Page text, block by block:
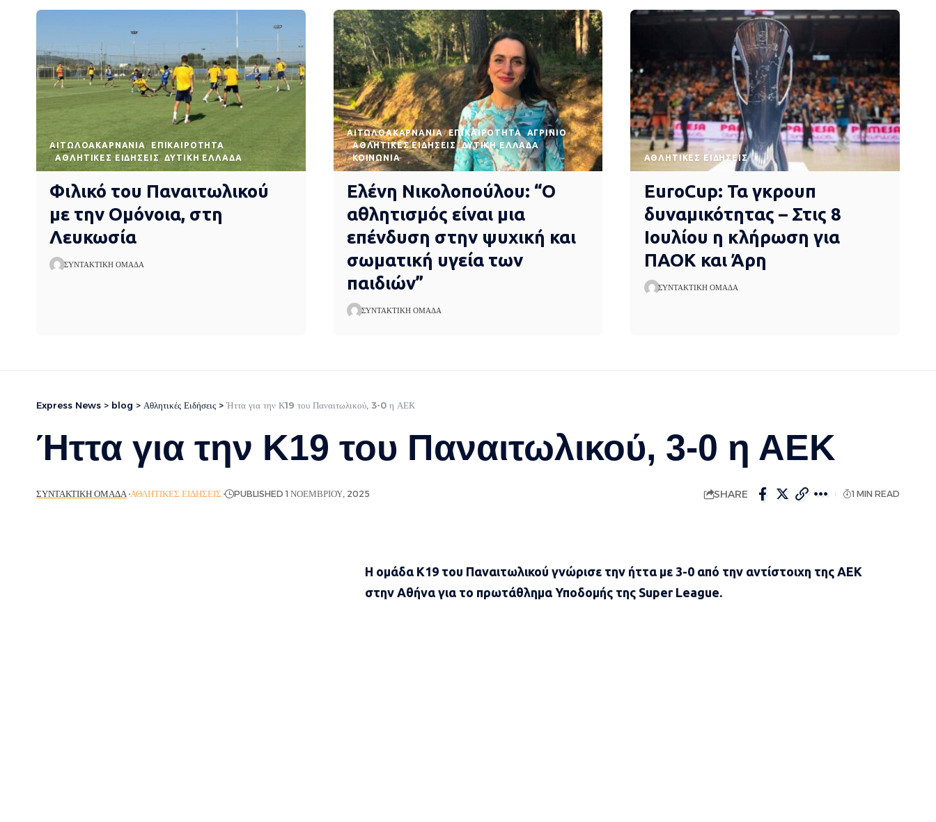
AΙΤΩΛΟΑΚΑΡΝΑΝΊΑ
EΠΙΚΑΙΡΌΤΗΤΑ
ΑΘΛΗΤΙΚΈΣ ΕΙΔΉΣΕΙΣ
ΔΥΤΙΚΉ ΕΛΛΆΔΑ
Φιλικό του Παναιτωλικού
με την Ομόνοια, στη
Λευκωσία
ΣΥΝΤΑΚΤΙΚΉ ΟΜΆΔΑ
AΙΤΩΛΟΑΚΑΡΝΑΝΊΑ EΠΙΚΑΙΡΌΤΗΤΑ
ΑΓΡΊΝΙΟ
ΑΘΛΗΤΙΚΈΣ ΕΙΔΉΣΕΙΣ
ΔΥΤΙΚΉ ΕΛΛΆΔΑ
ΚΟΙΝΩΝΊΑ
Ελένη Νικολοπούλου: “Ο
αθλητισμός είναι μια
επένδυση στην ψυχική και
σωματική υγεία των
παιδιών”
ΣΥΝΤΑΚΤΙΚΉ ΟΜΆΔΑ
ΑΘΛΗΤΙΚΈΣ ΕΙΔΉΣΕΙΣ
EuroCup: Τα γκρουπ
δυναμικότητας – Στις 8
Ιουλίου η κλήρωση για
ΠΑΟΚ και Άρη
ΣΥΝΤΑΚΤΙΚΉ ΟΜΆΔΑ
Express News > blog > Αθλητικές Ειδήσεις >Ήττα για την Κ19 του Παναιτωλικού, 3-0 η ΑΕΚ
Ήττα για την Κ19 του Παναιτωλικού, 3-0 η ΑΕΚ
ΣΥΝΤΑΚΤΙΚΉ ΟΜΆΔΑ ΑΘΛΗΤΙΚΈΣ ΕΙΔΉΣΕΙΣ PUBLISHED 1 ΝΟΕΜΒΡΊΟΥ, 2025 SHARE 1 MIN READ